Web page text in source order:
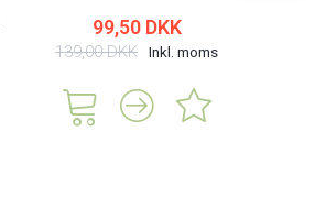
99,50 DKK
139,00 DKK Inkl. moms